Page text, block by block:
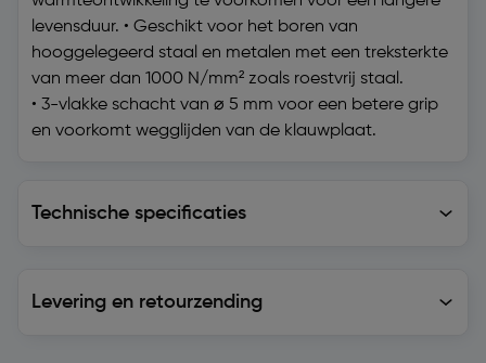
levensduur. • Geschikt voor het boren van
hooggelegeerd staal en metalen met een treksterkte
van meer dan 1000 N/mm² zoals roestvrij staal.
• 3-vlakke schacht van ⌀ 5 mm voor een betere grip
en voorkomt wegglijden van de klauwplaat.
Technische specificaties
Levering en retourzending